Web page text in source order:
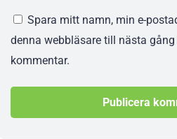
Spara mitt namn, min e-
denna webbläsare till nästa gång
kommentar.